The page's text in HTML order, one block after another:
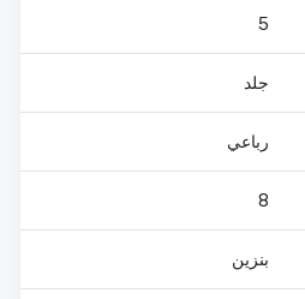
5
جلد
رباعي
8
بنزين